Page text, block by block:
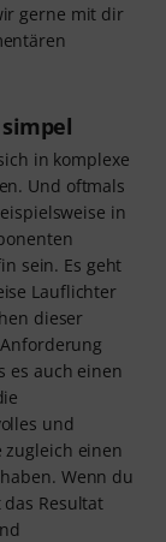
gerne mit dir
in komplexe
Und oftmals
in
sein. Es geht
Lauflichter
dieser
es auch einen
und
einen
Wenn du
Resultat